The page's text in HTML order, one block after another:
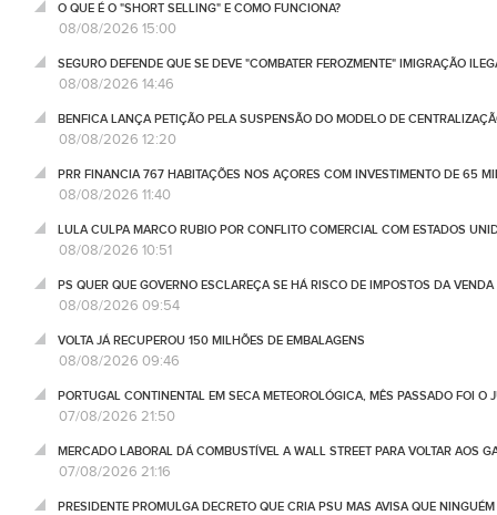
O QUE É O "SHORT SELLING" E COMO FUNCIONA?
08/08/2026 15:00
SEGURO DEFENDE QUE SE DEVE "COMBATER FEROZMENTE" IMIGRAÇÃO
08/08/2026 14:46
BENFICA LANÇA PETIÇÃO PELA SUSPENSÃO DO MODELO DE
08/08/2026 12:20
PRR FINANCIA 767 HABITAÇÕES NOS AÇORES COM INVESTIMENTO DE 65
08/08/2026 11:40
LULA CULPA MARCO RUBIO POR CONFLITO COMERCIAL COM ESTADOS
08/08/2026 10:51
PS QUER QUE GOVERNO ESCLAREÇA SE HÁ RISCO DE IMPOSTOS DA
08/08/2026 09:54
VOLTA JÁ RECUPEROU 150 MILHÕES DE EMBALAGENS
08/08/2026 09:46
PORTUGAL CONTINENTAL EM SECA METEOROLÓGICA, MÊS PASSADO FOI O
07/08/2026 21:50
MERCADO LABORAL DÁ COMBUSTÍVEL A WALL STREET PARA VOLTAR AOS
07/08/2026 21:16
PRESIDENTE PROMULGA DECRETO QUE CRIA PSU MAS AVISA QUE